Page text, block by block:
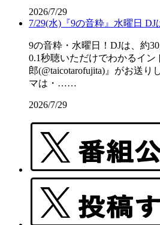
2026/7/29
7/29(水)『9の音粋』水曜日 DJ
9の音粋・水曜日！DJは、約
0.1秒聴いただけでわかるイ
郎(@taicotarofujita)』がお送り
マは・……
2026/7/29